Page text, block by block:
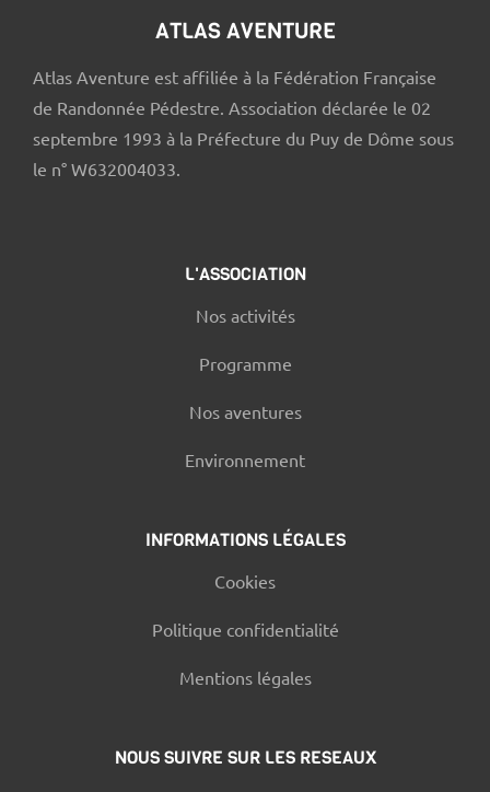
ATLAS AVENTURE
Atlas Aventure est affiliée à la Fédération Française
de Randonnée Pédestre. Association déclarée le 02
septembre 1993 à la Préfecture du Puy de Dôme sous
le n° W632004033.
L'ASSOCIATION
Nos activités
Programme
Nos aventures
Environnement
INFORMATIONS LÉGALES
Cookies
Politique confidentialité
Mentions légales
NOUS SUIVRE SUR LES RESEAUX